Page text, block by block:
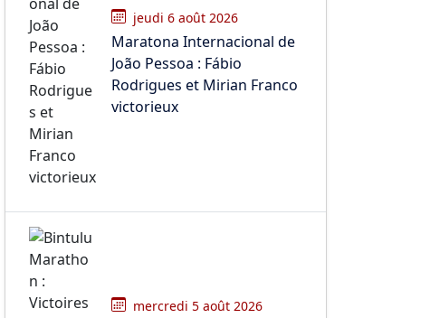
jeudi 6 août 2026
Maratona Internacional de
João Pessoa : Fábio
Rodrigues et Mirian Franco
victorieux
mercredi 5 août 2026